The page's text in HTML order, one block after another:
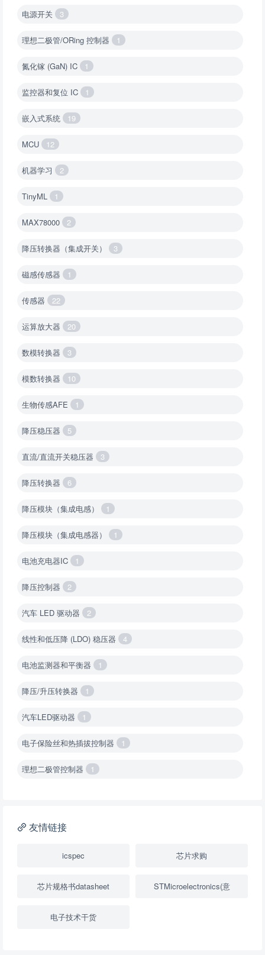
电源开关 3
理想二极管/ORing 控制器 1
氮化镓 (GaN) IC 1
监控器和复位 IC 1
嵌入式系统 19
MCU 12
机器学习 2
TinyML 1
MAX78000 2
降压转换器（集成开关） 3
磁感传感器 1
传感器 22
运算放大器 20
数模转换器 3
模数转换器 10
生物传感AFE 1
降压稳压器 5
直流/直流开关稳压器 3
降压转换器 6
降压模块（集成电感） 1
降压模块（集成电感器） 1
电池充电器IC 1
降压控制器 2
汽车 LED 驱动器 2
线性和低压降 (LDO) 稳压器 4
电池监测器和平衡器 1
降压/升压转换器 1
汽车LED驱动器 1
电子保险丝和热插拔控制器 1
理想二极管控制器 1
降压转换器（继承开关）
USB隔离器 1
友情链接
icspec 芯片求购
芯片规格书datasheet STMicroelectronics(意
电子技术干货